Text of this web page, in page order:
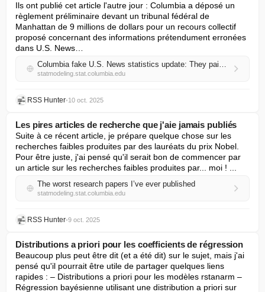
Ils ont publié cet article l'autre jour : Columbia a déposé un
règlement préliminaire devant un tribunal fédéral de
Manhattan de 9 millions de dollars pour un recours collectif
proposé concernant des informations prétendument erronées
dans U.S. News…
Columbia fake U.S. News statistics update: They paid $9 million and are still, bizarrely, refusing to admit misreporting of data, even though everybody knows they misreported data.
statmodeling.stat.columbia.edu
RSS Hunter•10 oct. 2025
Les pires articles de recherche que j'aie jamais publiés
Suite à ce récent article, je prépare quelque chose sur les
recherches faibles produites par des lauréats du prix Nobel.
Pour être juste, j'ai pensé qu'il serait bon de commencer par
un article sur les recherches faibles produites par... moi ! ...
The worst research papers I’ve ever published
statmodeling.stat.columbia.edu
RSS Hunter•9 oct. 2025
Distributions a priori pour les coefficients de régression
Beaucoup plus peut être dit (et a été dit) sur le sujet, mais j'ai
pensé qu'il pourrait être utile de partager quelques liens
rapides : – Distributions a priori pour les modèles rstanarm –
Régression bayésienne utilisant une distribution a priori sur